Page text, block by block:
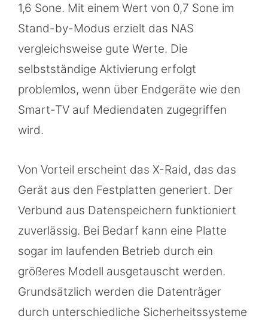
1,6 Sone. Mit einem Wert von 0,7 Sone im
Stand-by-Modus erzielt das NAS
vergleichsweise gute Werte. Die
selbstständige Aktivierung erfolgt
problemlos, wenn über Endgeräte wie den
Smart-TV auf Mediendaten zugegriffen
wird.
Von Vorteil erscheint das X-Raid, das das
Gerät aus den Festplatten generiert. Der
Verbund aus Datenspeichern funktioniert
zuverlässig. Bei Bedarf kann eine Platte
sogar im laufenden Betrieb durch ein
größeres Modell ausgetauscht werden.
Grundsätzlich werden die Datenträger
durch unterschiedliche Sicherheitssysteme